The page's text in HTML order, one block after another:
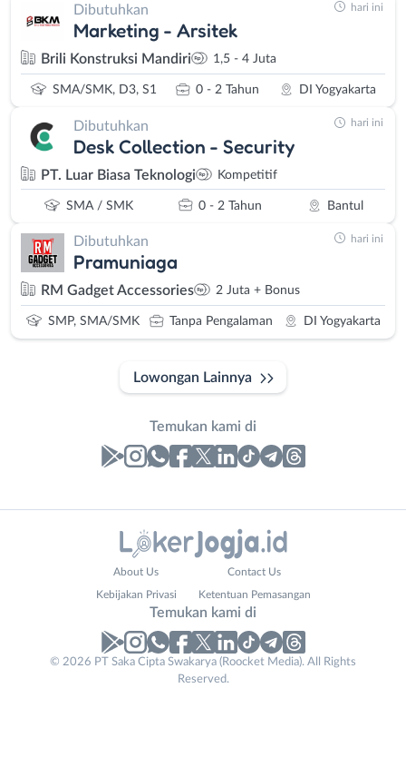
Dibutuhkan
Marketing - Arsitek
Brili Konstruksi Mandiri 1,5 - 4 Juta
SMA/SMK, D3, S1 0 - 2 Tahun DI Yogyakarta
hari ini
Dibutuhkan
Desk Collection - Security
PT. Luar Biasa Teknologi Kompetitif
SMA / SMK 0 - 2 Tahun Bantul
hari ini
Dibutuhkan
Pramuniaga
RM Gadget Accessories 2 Juta + Bonus
SMP, SMA/SMK Tanpa Pengalaman DI Yogyakarta
hari ini
Lowongan Lainnya
Temukan kami di
No. Telp /
About Us Contact Us
Kebijakan Privasi Ketentuan Pemasangan
Temukan kami di
© 2026 PT Saka Cipta Swakarya (Roocket Media). All Rights
Reserved.